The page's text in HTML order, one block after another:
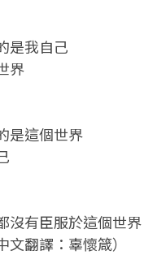
是我自己
界
是這個世界
沒有臣服於這個世界
文翻譯：辜懷箴）